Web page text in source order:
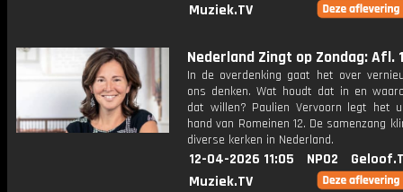
Muziek.TV
Nederland Zingt op Zondag: Afl.
In de overdenking gaat het over
ons denken. Wat houdt dat in en
dat willen? Paulien Vervoorn legt het
hand van Romeinen 12. De samenzang
diverse kerken in Nederland.
12-04-2026 11:05 NPO2
Muziek.TV